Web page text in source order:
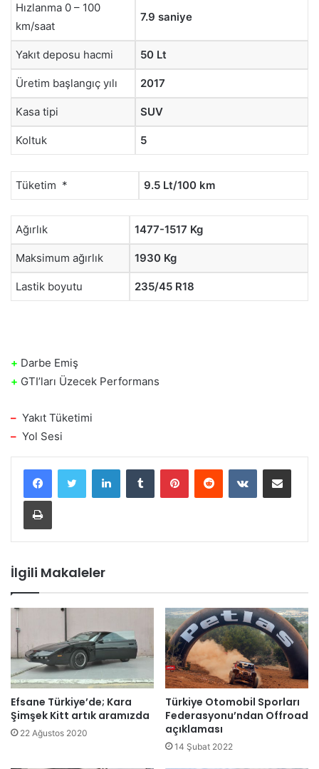
Hızlanma 0 – 100
km/saat
7.9 saniye
Yakıt deposu hacmi 50 Lt
Üretim başlangıç yılı 2017
Kasa tipi SUV
Koltuk 5
Tüketim * 9.5 Lt/100 km
Ağırlık 1477-1517 Kg
Maksimum ağırlık 1930 Kg
Lastik boyutu 235/45 R18
+ Darbe Emiş
+ GTI’ları Üzecek Performans
– Yakıt Tüketimi
– Yol Sesi
İlgili Makaleler
Efsane Türkiye’de; Kara
Şimşek Kitt artık aramızda
22 Ağustos 2020
Türkiye Otomobil Sporları
Federasyonu’ndan Offroad
açıklaması
14 Şubat 2022